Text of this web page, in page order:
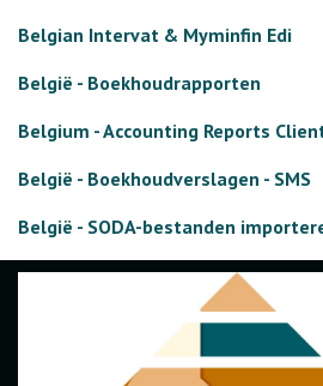
Belgian Intervat & Myminfin Edi
België - Boekhoudrapporten
Belgium - Accounting Reports
België - Boekhoudverslagen - SMS
België - SODA-bestanden